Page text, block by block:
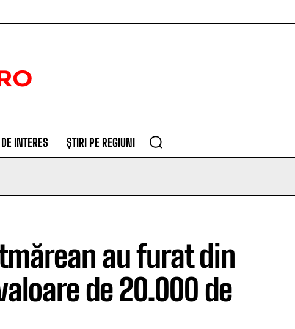
DE INTERES ȘTIRI PE REGIUNI
au furat din
de 20.000 de